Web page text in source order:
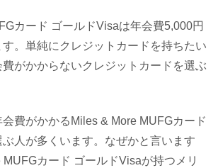
カード ゴールドVisaは年会費5,000円
す。単純にクレジットカードを持ちたい
がかからないクレジットカードを選ぶ
費がかかるMiles & More MUFGカード
人が多くいます。なぜかと言います
MUFGカード ゴールドVisaが持つメリ